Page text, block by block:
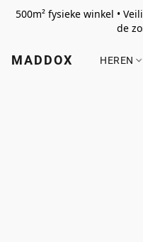
500m² fysieke winkel •
de
MADDOX HEREN